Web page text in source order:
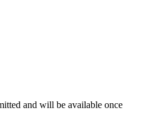
and will be available once